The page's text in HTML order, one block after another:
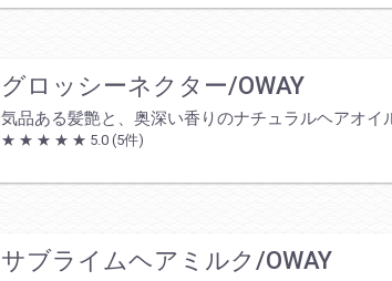
グロッシーネクター/OWAY
気品ある髪艶と、奥深い香りのナチュラルヘアオイ
★ ★ ★ ★ ★ 5.0 (5件)
サブライムヘアミルク/OWAY